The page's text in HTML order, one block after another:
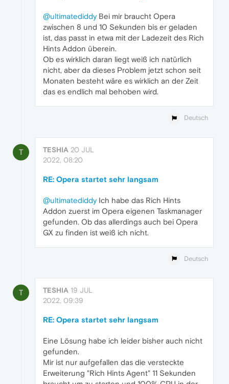
@ultimatediddyBei mir braucht Opera
zwischen 8 und 10 Sekunden bis er geladen
ist, das passt in etwa mit der Ladezeit des Rich
Hints Addon überein.
Ob es wirklich daran liegt weiß ich natürlich
nicht, aber da dieses Problem jetzt schon seit
Monaten besteht wäre es wirklich an der Zeit
das es endlich mal behoben wird.
Deutsch
T TESHIA 20 JUL
2022, 08:20
RE: Opera startet sehr langsam
@ultimatediddyIch habe das Rich Hints
Addon zuerst im Opera eigenen Taskmanager
gefunden. Ob das allerdings auch bei Opera
GX zu finden ist weiß ich nicht.
Deutsch
T TESHIA 19 JUL
2022, 09:39
RE: Opera startet sehr langsam
Eine Lösung habe ich leider bisher auch nicht
gefunden.
Mir ist nur aufgefallen das die versteckte
Erweiterung "Rich Hints Agent" 11 Sekunden